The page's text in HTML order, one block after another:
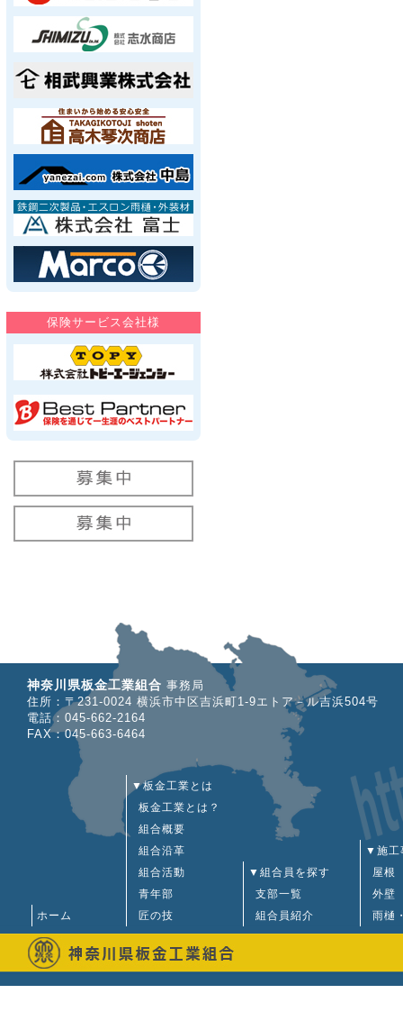
神奈川県板金工業組合 事務局
住所：〒231-0024 横浜市中区吉浜町1-9エトア－ル吉浜504号
電話：045-662-2164
FAX：045-663-6464
ホーム
▼板金工業とは
板金工業とは？
組合概要
組合沿革
組合活動
青年部
匠の技
▼組合員を探す
支部一覧
組合員紹介
▼施工
屋根
外壁
雨樋